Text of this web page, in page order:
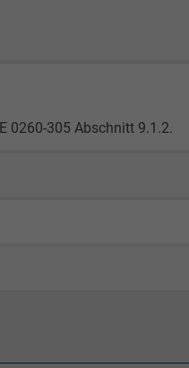
0260-305 Abschnitt 9.1.2.